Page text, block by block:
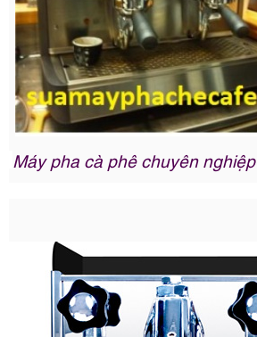
Máy pha cà phê chuyên nghiệp